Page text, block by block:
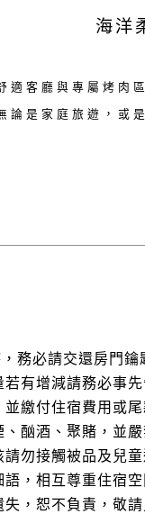
海洋
適客廳與專屬烤肉
論是家庭旅遊，或
務必請交還房門鑰
有增減請務必事先
繳付住宿費用或尾
酗酒、聚賭，並
勿接觸被品及兒童
，相互尊重住宿空
，恕不負責，敬請